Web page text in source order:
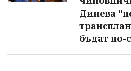
Динева
бъдат по-